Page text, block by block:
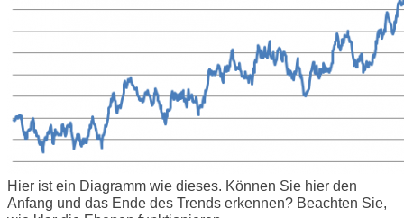
Hier ist ein Diagramm wie dieses. Können Sie hier den
Anfang und das Ende des Trends erkennen? Beachten Sie,